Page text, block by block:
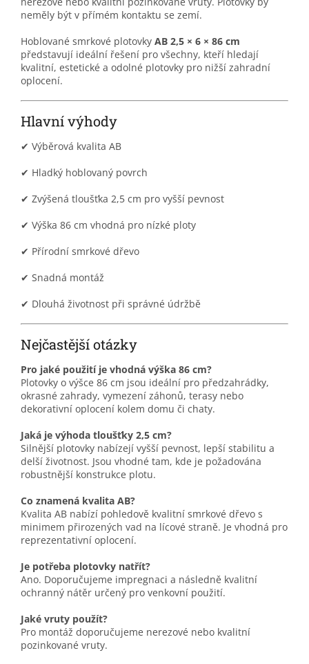
neměly být v přímém kontaktu se zemí.
Hoblované smrkové plotovky AB 2,5 × 6 × 86 cm
představují ideální řešení pro všechny, kteří hledají
kvalitní, estetické a odolné plotovky pro nižší zahradní
oplocení.
Hlavní výhody
✔ Výběrová kvalita AB
✔ Hladký hoblovaný povrch
✔ Zvýšená tloušťka 2,5 cm pro vyšší pevnost
✔ Výška 86 cm vhodná pro nízké ploty
✔ Přírodní smrkové dřevo
✔ Snadná montáž
✔ Dlouhá životnost při správné údržbě
Nejčastější otázky
Pro jaké použití je vhodná výška 86 cm?
Plotovky o výšce 86 cm jsou ideální pro předzahrádky,
okrasné zahrady, vymezení záhonů, terasy nebo
dekorativní oplocení kolem domu či chaty.
Jaká je výhoda tloušťky 2,5 cm?
Silnější plotovky nabízejí vyšší pevnost, lepší stabilitu a
delší životnost. Jsou vhodné tam, kde je požadována
robustnější konstrukce plotu.
Co znamená kvalita AB?
Kvalita AB nabízí pohledově kvalitní smrkové dřevo s
minimem přirozených vad na lícové straně. Je vhodná pro
reprezentativní oplocení.
Je potřeba plotovky natřít?
Ano. Doporučujeme impregnaci a následně kvalitní
ochranný nátěr určený pro venkovní použití.
Jaké vruty použít?
Pro montáž doporučujeme nerezové nebo kvalitní
pozinkované vruty.